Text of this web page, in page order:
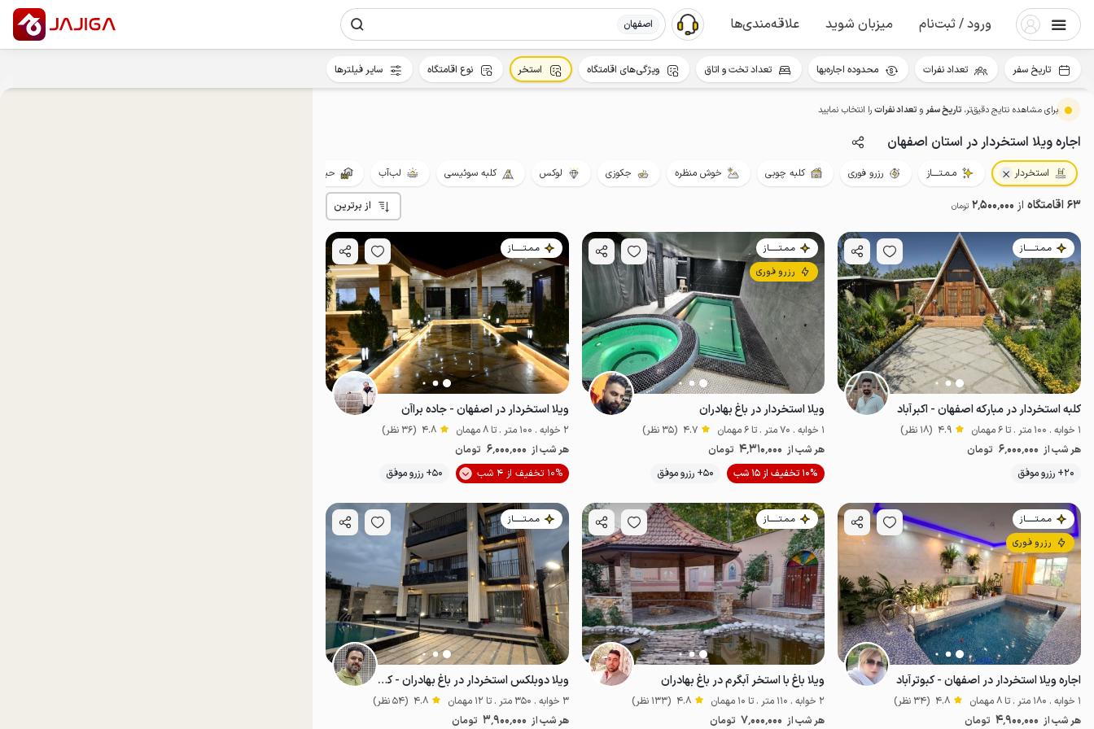
ورود / ثبت‌نام میزبان شوید علاقه‌مندی‌ها اصفهان
برای مشاهده نتایج دقیق‌تر، تاریخ سفرو تعداد نفراترا انتخاب نمایید
اجاره ویلا استخردار در استان اصفهان
استخردار مـمـتــــاز رزرو فوری کلبه چوبی خوش منظره جکوزی لوکس کلبه سوئیسی لب‌آب حیاط‌دار
63 اقامتگاه از 2٬500٬000 تومان از برترین
مـمـتــــــاز
کلبه استخردار در مبارکه اصفهان - اکبرآباد
1 خوابه . 100 متر . تا 6 مهمان 4.9 (18 نظر)
هر شب از 6٬000٬000 تومان
20+ رزرو موفق
موقعیت در نقشه
مـمـتــــــاز
رزرو فوری
ویلا استخردار در باغ بهادران
1 خوابه . 70 متر . تا 6 مهمان 4.7 (35 نظر)
هر شب از 4٬310٬000 تومان
10% تخفیف از 15 شب
50+ رزرو موفق موقعیت در نقشه
مـمـتــــــاز
ویلا استخردار در اصفهان - جاده براآن
2 خوابه . 100 متر . تا 8 مهمان 4.8 (36 نظر)
هر شب از 6٬000٬000 تومان
10% تخفیف از 4 شب
50+ رزرو موفق
مـمـتــــــاز
رزرو فوری
اجاره ویلا استخردار در اصفهان - کبوترآباد
1 خوابه . 180 متر . تا 8 مهمان 4.8 (34 نظر)
هر شب از 4٬900٬000 تومان
مـمـتــــــاز
ویلا باغ با استخر آبگرم در باغ بهادران
2 خوابه . 110 متر . تا 10 مهمان 4.8 (133 نظر)
هر شب از 7٬000٬000 تومان
مـمـتــــــاز
ویلا دوبلکس استخردار در باغ بهادران - کته شور
3 خوابه . 350 متر . تا 12 مهمان 4.8 (54 نظر)
هر شب از 3٬900٬000 تومان
تاریخ سفر تعداد نفرات محدوده اجاره‌بها تعداد تخت و اتاق ویژگی‌های اقامتگاه استخر نوع اقامتگاه سایر فیلترها